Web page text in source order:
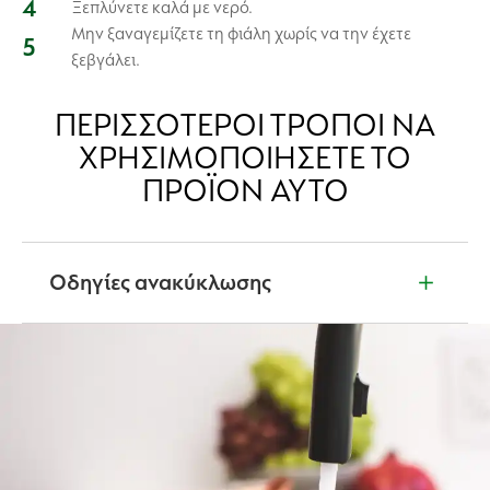
Ξεπλύνετε καλά με νερό.
Μην ξαναγεμίζετε τη φιάλη χωρίς να την έχετε
ξεβγάλει.
ΠΕΡΙΣΣΌΤΕΡΟΙ ΤΡΌΠΟΙ ΝΑ
ΧΡΗΣΙΜΟΠΟΙΉΣΕΤΕ ΤΟ
ΠΡΟΪΌΝ ΑΥΤΌ
Οδηγίες ανακύκλωσης
Δεν είστε βέβαιοι τι να κάνετε με τα προϊόντα μας
όταν έχουν τελειώσει; Διαβάστε την ετικέτα του
προϊόντος για πληροφορίες ανακύκλωσης. Μαζί,
μπορούμε να προστατεύσουμε και να
δημιουργήσουμε έναν καθαρότερο κόσμο.